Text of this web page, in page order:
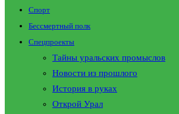
Спорт
Бессмертный полк
Спецпроекты
Тайны уральских промыслов
Новости из прошлого
История в руках
Открой Урал